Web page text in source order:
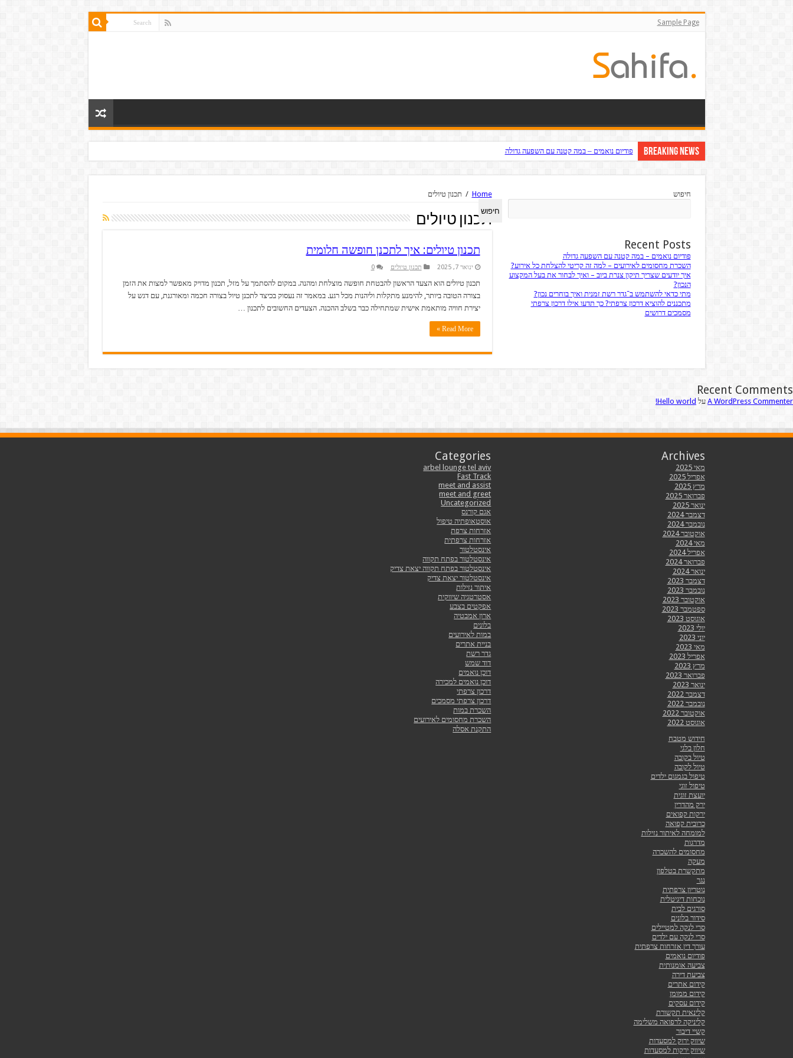
Sample Page
Breaking News פודיום נואמים – במה קטנה עם השפעה גדולה
Home
/ תכנון טיולים
תכנון טיולים
תכנון טיולים: איך לתכנן חופשה חלומית
ינואר 7, 2025 תכנון טיולים 0
תכנון טיולים הוא הצעד הראשון להבטחת חופשה מוצלחת ומהנה. במקום להסתמך על מזל, תכנון מדויק מאפשר למצות את הזמן
בצורה הטובה ביותר, להימנע מתקלות וליהנות מכל רגע. במאמר זה נעסוק בכיצד לתכנן טיול בצורה חכמה ומאורגנת, עם דגש על
יצירת חוויה מותאמת אישית שמתחילה כבר בשלב ההכנה. הצעדים החשובים לתכנון …
Read More »
חיפוש
חיפוש
Recent Posts
פודיום נואמים – במה קטנה עם השפעה גדולה
השכרת מחסומים לאירועים – למה זה קריטי להצלחת כל אירוע?
איך יודעים שצריך תיקון צנרת ביוב – ואיך לבחור את בעל המקצוע
הנכון?
מתי כדאי להשתמש ב־גדר רשת זמנית ואיך בוחרים נכון?
מתכננים להוציא דרכון צרפתי? כך תדעו אילו דרכון צרפתי
מסמכים דרושים
Recent Comments
A WordPress Commenter על Hello world!
Archives
מאי 2025
אפריל 2025
מרץ 2025
פברואר 2025
ינואר 2025
דצמבר 2024
נובמבר 2024
אוקטובר 2024
מאי 2024
אפריל 2024
פברואר 2024
ינואר 2024
דצמבר 2023
נובמבר 2023
אוקטובר 2023
ספטמבר 2023
אוגוסט 2023
יולי 2023
יוני 2023
מאי 2023
אפריל 2023
מרץ 2023
פברואר 2023
ינואר 2023
דצמבר 2022
נובמבר 2022
אוקטובר 2022
אוגוסט 2022
Categories
arbel lounge tel aviv
Fast Track
meet and assist
meet and greet
Uncategorized
אגם קורנס
אוסטאופתיה טיפול
אזרחות צרפת
אזרחות צרפתית
אינסטלטור
אינסטלטור בפתח תקווה
אינסטלטור בפתח תקווה יצאת צדיק
אינסטלטור יצאת צדיק
איתור נזילות
אסטרטגיה שיווקית
אפקטים בצבע
ארון אמבטיה
בלונים
במות לאירועים
בניית אתרים
גדר רשת
דוד שמש
דוכן נואמים
דוכן נואמים למכירה
דרכון צרפתי
דרכון צרפתי מסמכים
השכרת במות
השכרת מחסומים לאירועים
התקנת אסלה
חידוש מטבח
חלון בלגי
טיול בקובה
טיול לקובה
טיפול בגמגום ילדים
טיפול זוגי
יועצת זוגית
ירק מהדרין
ירקות קפואים
כרובית קפואה
למומחה לאיתור נזילות
מדרגות
מחסומים להשכרה
מעקה
מתקשרת בטלפון
נגר
נוטריון צרפתית
נוכחות דיגיטלית
סורגים לבית
סידור בלונים
סרי לנקה למטיילים
סרי לנקה עם ילדים
עורך דין אזרחות צרפתית
פודיום נואמים
צביעה אומנותית
צביעת דירה
קידום אתרים
קידום ממומן
קידום עסקים
קלינאית תקשורת
קליניקה לרפואה משלימה
קשיי דיבור
שיווק ירוק למסעדות
שיווק ירקות למסעדות